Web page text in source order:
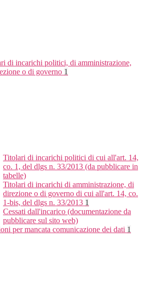
di incarichi politici, di amministrazione,
o di governo 1
Titolari di incarichi politici di cui all'art. 14,
co. 1, del dlgs n. 33/2013 (da pubblicare in
tabelle)
Titolari di incarichi di amministrazione, di
direzione o di governo di cui all'art. 14, co.
1-bis, del dlgs n. 33/2013 1
Cessati dall'incarico (documentazione da
pubblicare sul sito web)
per mancata comunicazione dei dati 1